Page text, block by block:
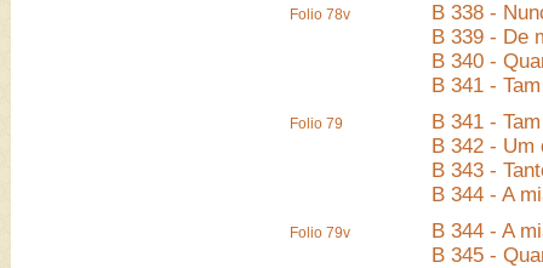
Folio 78v
B 338 -
B 339 - De
B 340 -
B 341 -
Folio 79
B 341 -
B 342 - Um
B 343 -
B 344 - A
Folio 79v
B 344 - A
B 345 -